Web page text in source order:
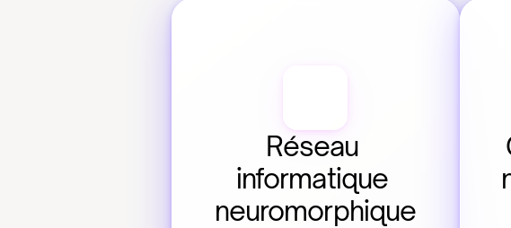
Réseau
informatique
neuromorphique